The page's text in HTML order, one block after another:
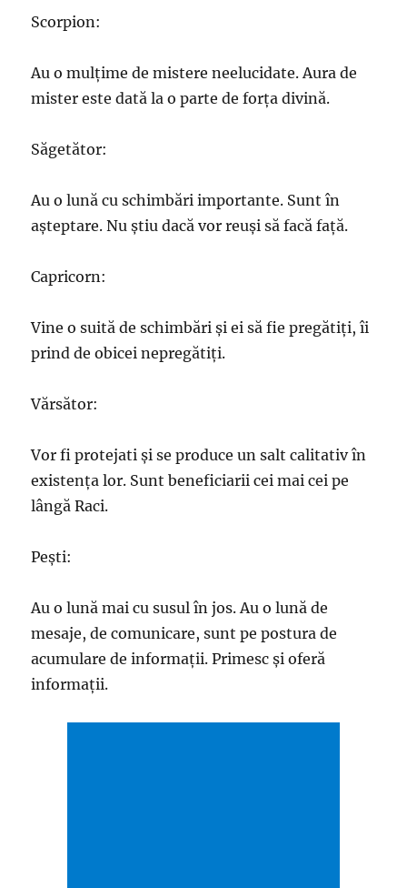
Scorpion:
Au o mulțime de mistere neelucidate. Aura de
mister este dată la o parte de forța divină.
Săgetător:
Au o lună cu schimbări importante. Sunt în
așteptare. Nu știu dacă vor reuși să facă față.
Capricorn:
Vine o suită de schimbări și ei să fie pregătiți, îi
prind de obicei nepregătiți.
Vărsător:
Vor fi protejati și se produce un salt calitativ în
existența lor. Sunt beneficiarii cei mai cei pe
lângă Raci.
Pești:
Au o lună mai cu susul în jos. Au o lună de
mesaje, de comunicare, sunt pe postura de
acumulare de informații. Primesc și oferă
informații.